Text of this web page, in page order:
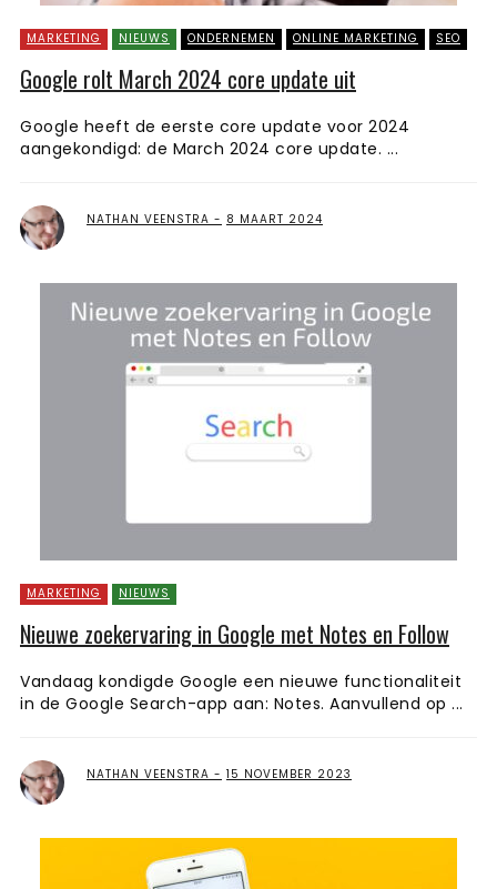
MARKETING NIEUWS ONDERNEMEN ONLINE MARKETING SEO
Google rolt March 2024 core update uit
Google heeft de eerste core update voor 2024
aangekondigd: de March 2024 core update. ...
NATHAN VEENSTRA 8 MAART 2024
MARKETING NIEUWS
Nieuwe zoekervaring in Google met Notes en Follow
Vandaag kondigde Google een nieuwe functionaliteit
in de Google Search-app aan: Notes. Aanvullend op ...
NATHAN VEENSTRA 15 NOVEMBER 2023